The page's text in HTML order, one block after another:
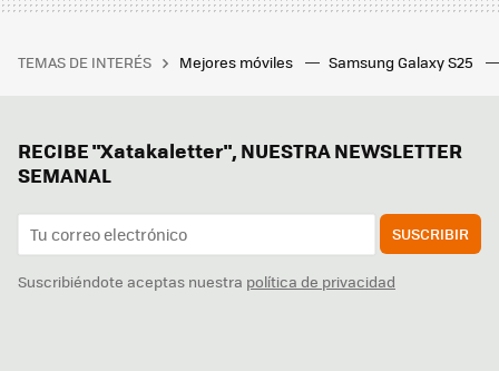
TEMAS DE INTERÉS Mejores móviles Samsung Galaxy S25
RECIBE "Xatakaletter", NUESTRA NEWSLETTER
SEMANAL
SUSCRIBIR
Suscribiéndote aceptas nuestra política de privacidad